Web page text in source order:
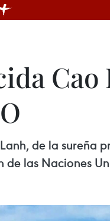
de la sureña
las Naciones